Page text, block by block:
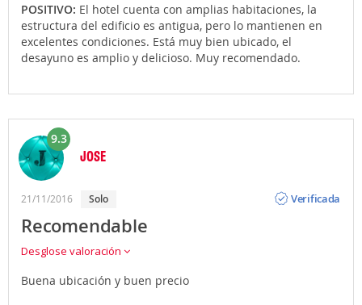
POSITIVO: El hotel cuenta con amplias habitaciones, la
estructura del edificio es antigua, pero lo mantienen en
excelentes condiciones. Está muy bien ubicado, el
desayuno es amplio y delicioso. Muy recomendado.
9.3
JOSE
21/11/2016 solo
Verificada
Recomendable
Desglose valoración
Buena ubicación y buen precio